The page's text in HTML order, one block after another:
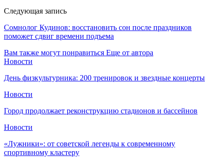
Следующая запись
Сомнолог Кудинов: восстановить сон после праздников
поможет сдвиг времени подъема
Вам также могут понравиться Еще от автора
Новости
День физкультурника: 200 тренировок и звездные концерты
Новости
Город продолжает реконструкцию стадионов и бассейнов
Новости
«Лужники»: от советской легенды к современному
спортивному кластеру